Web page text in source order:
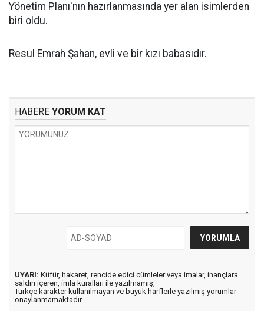
Yönetim Planı'nın hazırlanmasında yer alan isimlerden
biri oldu.
Resul Emrah Şahan, evli ve bir kızı babasıdır.
HABERE YORUM KAT
UYARI: Küfür, hakaret, rencide edici cümleler veya imalar, inançlara
saldırı içeren, imla kuralları ile yazılmamış,
Türkçe karakter kullanılmayan ve büyük harflerle yazılmış yorumlar
onaylanmamaktadır.